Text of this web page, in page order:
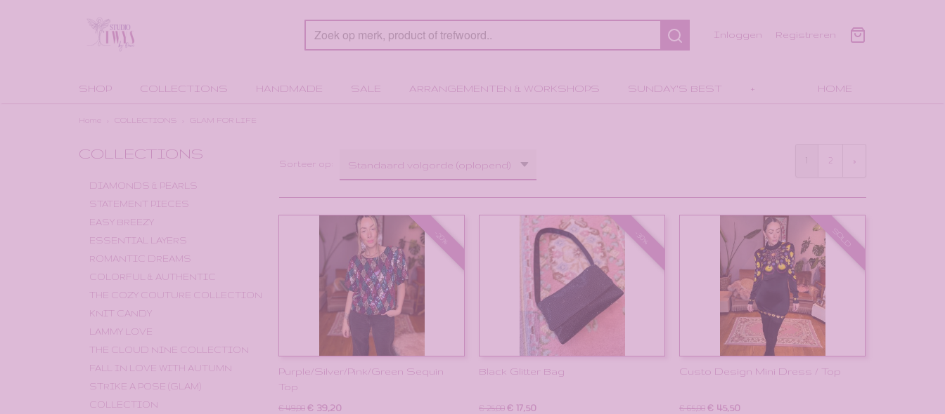
Inloggen Registreren
HOME
SHOP COLLECTIONS HANDMADE SALE ARRANGEMENTEN & WORKSHOPS SUNDAY'S BEST +
Home COLLECTIONS GLAM FOR LIFE
COLLECTIONS
DIAMONDS & PEARLS
STATEMENT PIECES
EASY BREEZY
ESSENTIAL LAYERS
ROMANTIC DREAMS
COLORFUL & AUTHENTIC
THE COZY COUTURE COLLECTION
KNIT CANDY
LAMMY LOVE
THE CLOUD NINE COLLECTION
FALL IN LOVE WITH AUTUMN
STRIKE A POSE (GLAM)
COLLECTION
Sorteer op: 2 »
-20%
Purple/Silver/Pink/Green Sequin
Top
€ 49,00 € 39,20
-30%
Black Glitter Bag
€ 25,00 € 17,50
SOLD
Custo Design Mini Dress / Top
€ 65,00 € 45,50